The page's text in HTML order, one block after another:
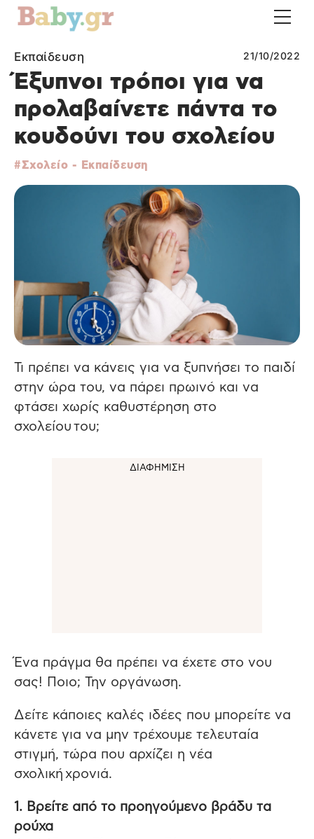
Εκπαίδευση 21/10/2022
Έξυπνοι τρόποι για να
προλαβαίνετε πάντα το
κουδούνι του σχολείου
Σχολείο - Εκπαίδευση
Τι πρέπει να κάνεις για να ξυπνήσει το παιδί
στην ώρα του, να πάρει πρωινό και να
φτάσει χωρίς καθυστέρηση στο
σχολείου του;
Ένα πράγμα θα πρέπει να έχετε στο νου
σας! Ποιο; Την οργάνωση.
Δείτε κάποιες καλές ιδέες που μπορείτε να
κάνετε για να μην τρέχουμε τελευταία
στιγμή, τώρα που αρχίζει η νέα
σχολική χρονιά.
1. Βρείτε από το προηγούμενο βράδυ τα
ρούχα